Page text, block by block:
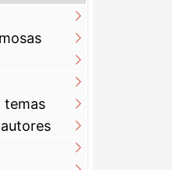
temas